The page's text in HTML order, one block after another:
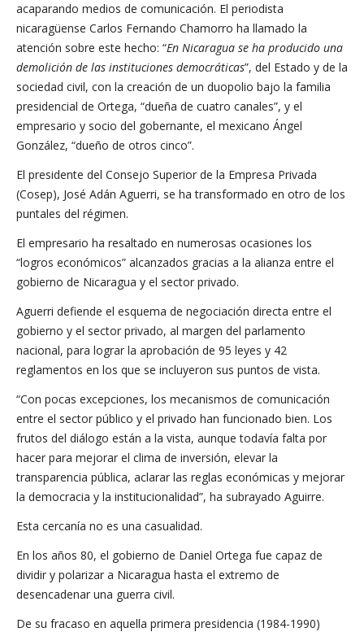
acaparando medios de comunicación. El periodista
nicaragüense Carlos Fernando Chamorro ha llamado la
atención sobre este hecho: “En Nicaragua se ha producido una
demolición de las instituciones democráticas”, del Estado y de la
sociedad civil, con la creación de un duopolio bajo la familia
presidencial de Ortega, “dueña de cuatro canales”, y el
empresario y socio del gobernante, el mexicano Ángel
González, “dueño de otros cinco”.
El presidente del Consejo Superior de la Empresa Privada
(Cosep), José Adán Aguerri, se ha transformado en otro de los
puntales del régimen.
El empresario ha resaltado en numerosas ocasiones los
“logros económicos” alcanzados gracias a la alianza entre el
gobierno de Nicaragua y el sector privado.
Aguerri defiende el esquema de negociación directa entre el
gobierno y el sector privado, al margen del parlamento
nacional, para lograr la aprobación de 95 leyes y 42
reglamentos en los que se incluyeron sus puntos de vista.
“Con pocas excepciones, los mecanismos de comunicación
entre el sector público y el privado han funcionado bien. Los
frutos del diálogo están a la vista, aunque todavía falta por
hacer para mejorar el clima de inversión, elevar la
transparencia pública, aclarar las reglas económicas y mejorar
la democracia y la institucionalidad”, ha subrayado Aguirre.
Esta cercanía no es una casualidad.
En los años 80, el gobierno de Daniel Ortega fue capaz de
dividir y polarizar a Nicaragua hasta el extremo de
desencadenar una guerra civil.
De su fracaso en aquella primera presidencia (1984-1990)